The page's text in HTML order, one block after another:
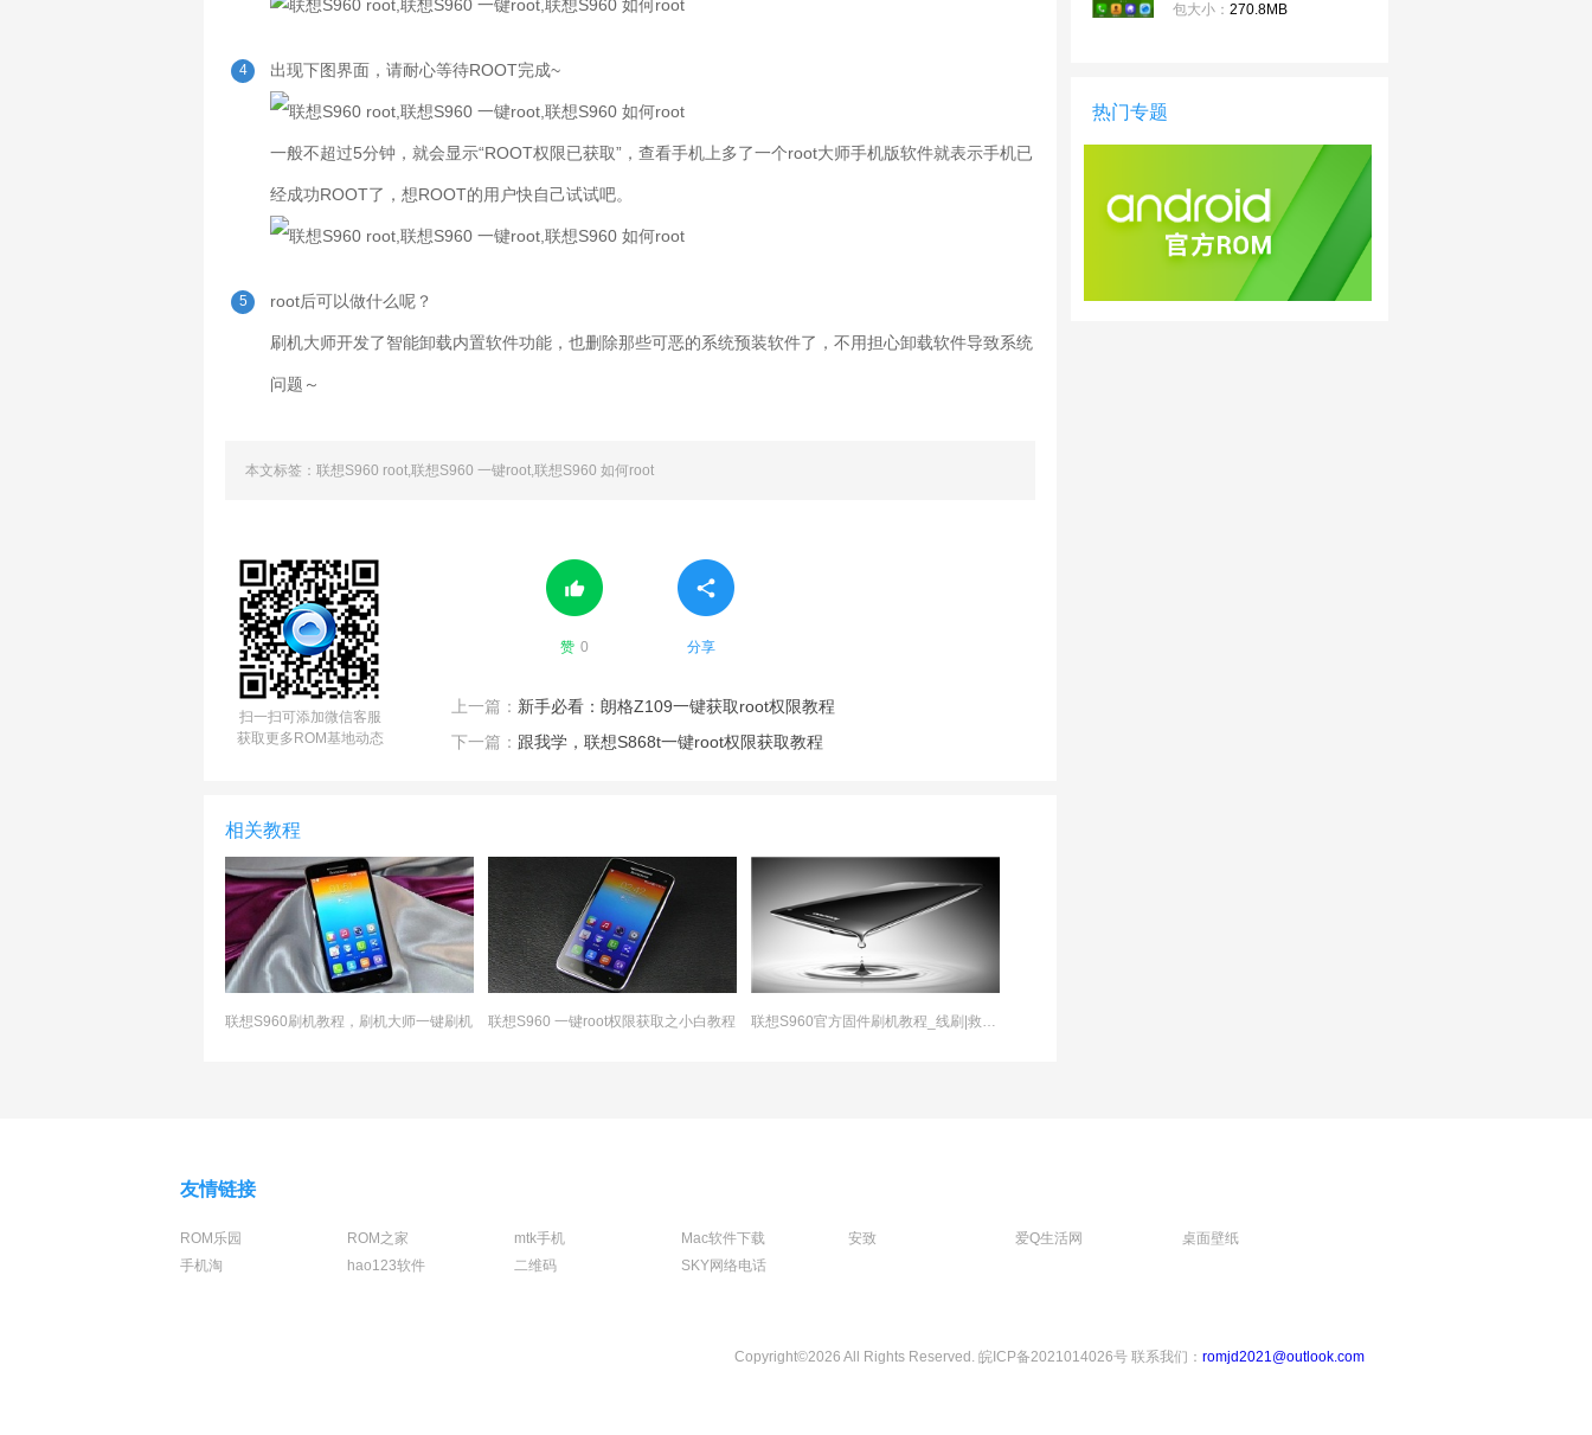
4 出现下图界面，请耐心等待ROOT完成~
一般不超过5分钟，就会显示“ROOT权限已获取”，查看手机上多了一个root大师手机版软件就表示手机已
经成功ROOT了，想ROOT的用户快自己试试吧。
5 root后可以做什么呢？
刷机大师开发了智能卸载内置软件功能，也删除那些可恶的系统预装软件了，不用担心卸载软件导致系统
问题～
本文标签：联想S960 root,联想S960 一键root,联想S960 如何root
扫一扫可添加微信客服
获取更多ROM基地动态
赞 0 分享
上一篇： 新手必看：朗格Z109一键获取root权限教程
下一篇： 跟我学，联想S868t一键root权限获取教程
相关教程
联想S960刷机教程，刷机大师一键刷机 联想S960 一键root权限获取之小白教程 联想S960官方固件刷机教程_线刷|救砖教程图解
包大小： 270.8MB
热门专题
友情链接
ROM乐园 ROM之家 mtk手机 Mac软件下载 安致 爱Q生活网
桌面壁纸
手机淘
hao123软件 二维码 SKY网络电话
Copyright©2026 All Rights Reserved. 皖ICP备2021014026号 联系我们： romjd2021@outlook.com